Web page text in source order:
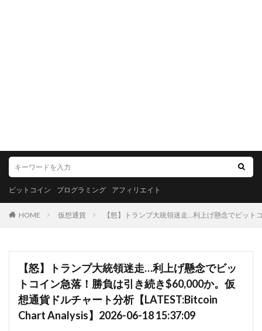
ビットコイン プログラミング アフィリエイト
HOME 仮想通貨 【怒】トランプ大統領迷走…利上げ懸念でビッ
【怒】トランプ大統領迷走…利上げ懸念でビッ
トコイン急落！勝負は引き続き$60,000か。仮
想通貨ドルチャート分析【LATEST:Bitcoin
Chart Analysis】2026-06-18 15:37:09